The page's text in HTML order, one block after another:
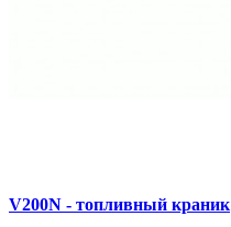
V200N - топливный краник